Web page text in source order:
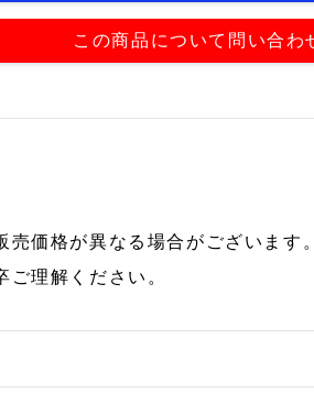
この商品について問い合わ
価格が異なる場合がございます。
理解ください。